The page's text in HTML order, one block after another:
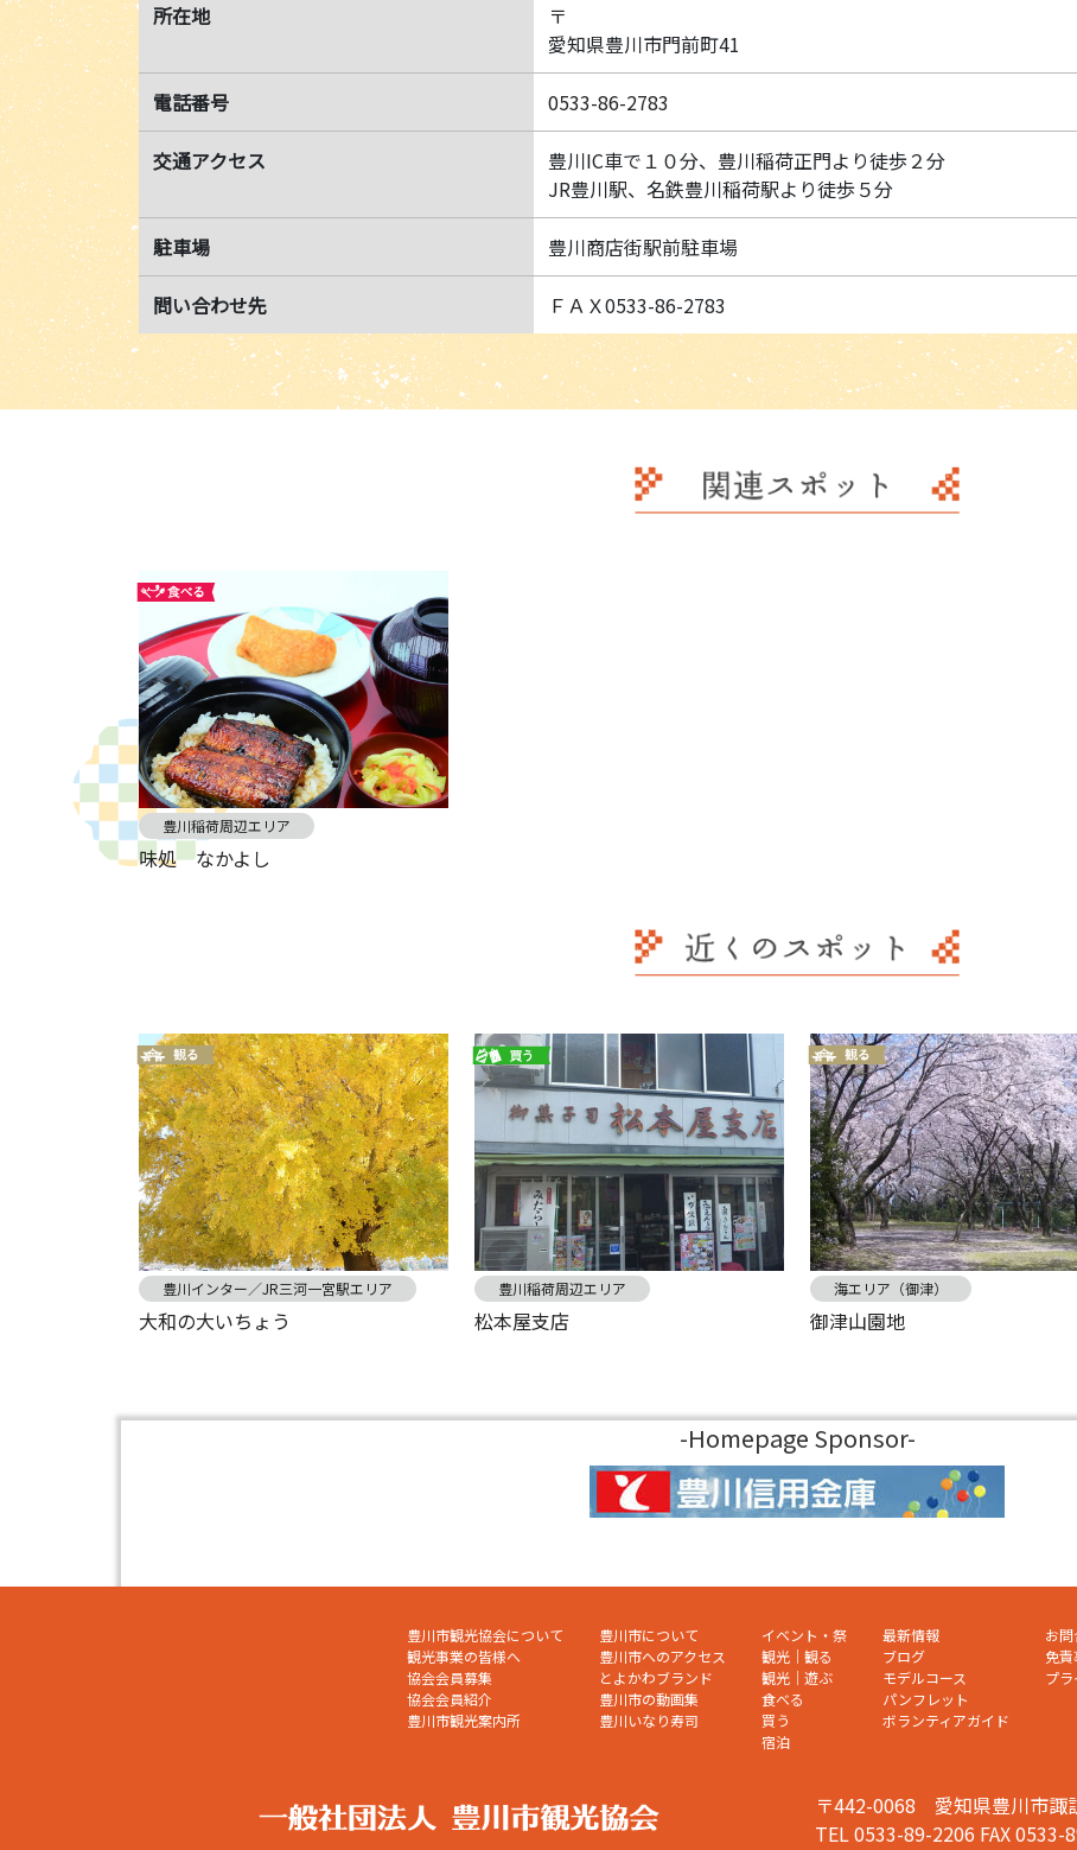
所在地
〒
愛知県豊川市門前町41
電話番号 0533-86-2783
交通アクセス
豊川IC車で１０分、豊川稲荷正門より徒歩２分
JR豊川駅、名鉄豊川稲荷駅より徒歩５分
駐車場 豊川商店街駅前駐車場
問い合わせ先 ＦＡＸ0533-86-2783
豊川稲荷周辺エリア
味処 なかよし
豊川インター／JR三河一宮駅エリア
大和の大いちょう
豊川稲荷周辺エリア
松本屋支店
海エリア（御津）
御津山園地
-Homepage Sponsor-
豊川市観光協会について
観光事業の皆様へ
協会会員募集
協会会員紹介
豊川市観光案内所
豊川市について
豊川市へのアクセス
とよかわブランド
豊川市の動画集
豊川いなり寿司
イベント・祭
観光｜観る
観光｜遊ぶ
食べる
買う
宿泊
最新情報
ブログ
モデルコース
パンフレット
ボランティアガイド
お
免
プ
〒442-0068 愛知県豊川市諏
TEL 0533-89-2206 FAX 0533-